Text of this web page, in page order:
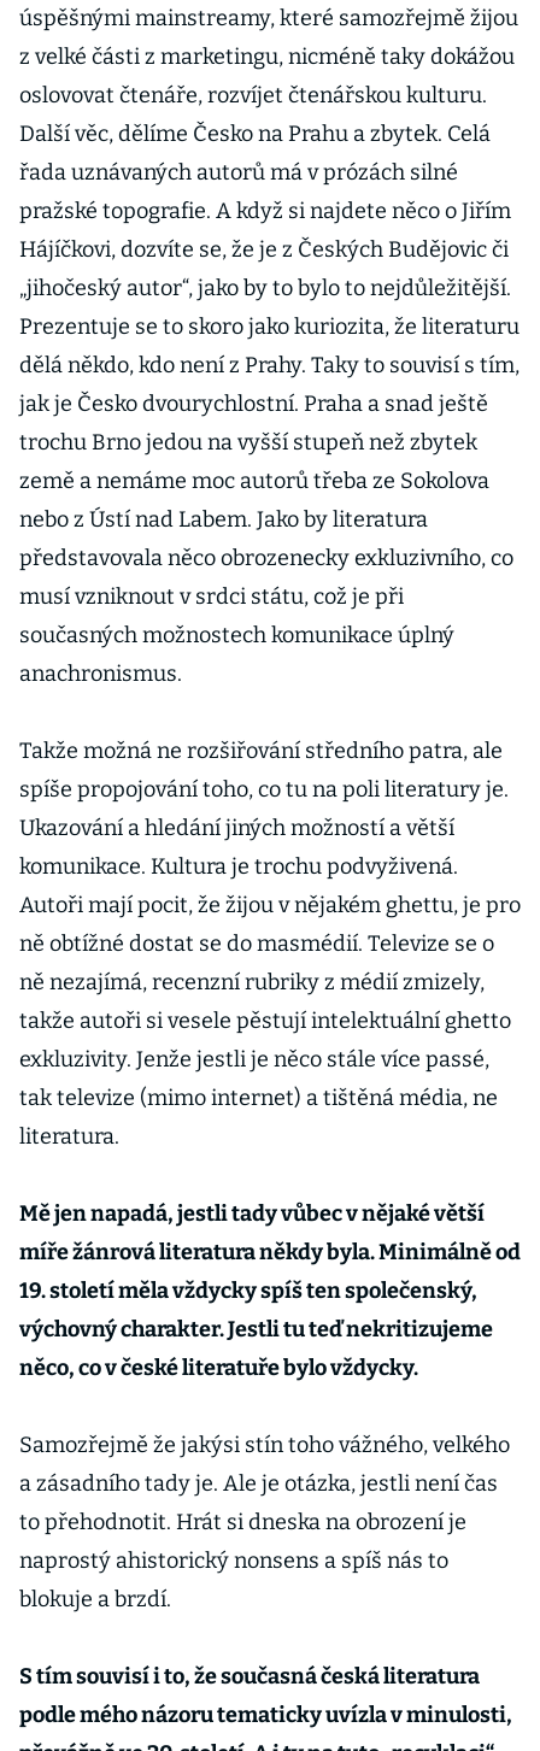
úspěšnými mainstreamy, které samozřejmě žijou
z velké části z marketingu, nicméně taky dokážou
oslovovat čtenáře, rozvíjet čtenářskou kulturu.
Další věc, dělíme Česko na Prahu a zbytek. Celá
řada uznávaných autorů má v prózách silné
pražské topografie. A když si najdete něco o Jiřím
Hájíčkovi, dozvíte se, že je z Českých Budějovic či
„jihočeský autor“, jako by to bylo to nejdůležitější.
Prezentuje se to skoro jako kuriozita, že literaturu
dělá někdo, kdo není z Prahy. Taky to souvisí s tím,
jak je Česko dvourychlostní. Praha a snad ještě
trochu Brno jedou na vyšší stupeň než zbytek
země a nemáme moc autorů třeba ze Sokolova
nebo z Ústí nad Labem. Jako by literatura
představovala něco obrozenecky exkluzivního, co
musí vzniknout v srdci státu, což je při
současných možnostech komunikace úplný
anachronismus.
Takže možná ne rozšiřování středního patra, ale
spíše propojování toho, co tu na poli literatury je.
Ukazování a hledání jiných možností a větší
komunikace. Kultura je trochu podvyživená.
Autoři mají pocit, že žijou v nějakém ghettu, je pro
ně obtížné dostat se do masmédií. Televize se o
ně nezajímá, recenzní rubriky z médií zmizely,
takže autoři si vesele pěstují intelektuální ghetto
exkluzivity. Jenže jestli je něco stále více passé,
tak televize (mimo internet) a tištěná média, ne
literatura.
Mě jen napadá, jestli tady vůbec v nějaké větší
míře žánrová literatura někdy byla. Minimálně od
19. století měla vždycky spíš ten společenský,
výchovný charakter. Jestli tu teď nekritizujeme
něco, co v české literatuře bylo vždycky.
Samozřejmě že jakýsi stín toho vážného, velkého
a zásadního tady je. Ale je otázka, jestli není čas
to přehodnotit. Hrát si dneska na obrození je
naprostý ahistorický nonsens a spíš nás to
blokuje a brzdí.
S tím souvisí i to, že současná česká literatura
podle mého názoru tematicky uvízla v minulosti,